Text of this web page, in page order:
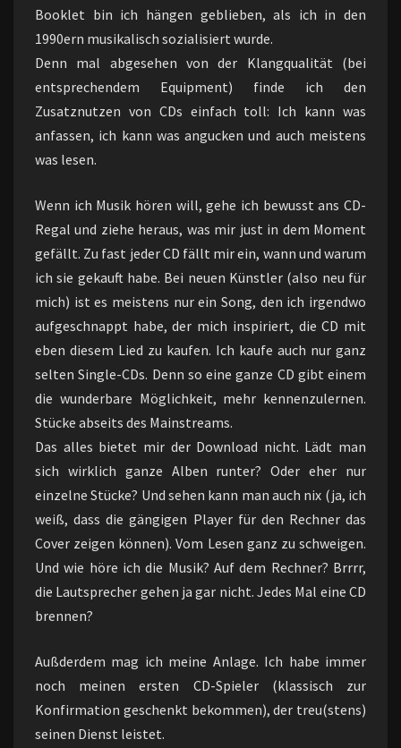
Booklet bin ich hängen geblieben, als ich in den
1990ern musikalisch sozialisiert wurde.
Denn mal abgesehen von der Klangqualität (bei
entsprechendem Equipment) finde ich den
Zusatznutzen von CDs einfach toll: Ich kann was
anfassen, ich kann was angucken und auch meistens
was lesen.
Wenn ich Musik hören will, gehe ich bewusst ans CD-
Regal und ziehe heraus, was mir just in dem Moment
gefällt. Zu fast jeder CD fällt mir ein, wann und warum
ich sie gekauft habe. Bei neuen Künstler (also neu für
mich) ist es meistens nur ein Song, den ich irgendwo
aufgeschnappt habe, der mich inspiriert, die CD mit
eben diesem Lied zu kaufen. Ich kaufe auch nur ganz
selten Single-CDs. Denn so eine ganze CD gibt einem
die wunderbare Möglichkeit, mehr kennenzulernen.
Stücke abseits des Mainstreams.
Das alles bietet mir der Download nicht. Lädt man
sich wirklich ganze Alben runter? Oder eher nur
einzelne Stücke? Und sehen kann man auch nix (ja, ich
weiß, dass die gängigen Player für den Rechner das
Cover zeigen können). Vom Lesen ganz zu schweigen.
Und wie höre ich die Musik? Auf dem Rechner? Brrrr,
die Lautsprecher gehen ja gar nicht. Jedes Mal eine CD
brennen?
Außderdem mag ich meine Anlage. Ich habe immer
noch meinen ersten CD-Spieler (klassisch zur
Konfirmation geschenkt bekommen), der treu(stens)
seinen Dienst leistet.